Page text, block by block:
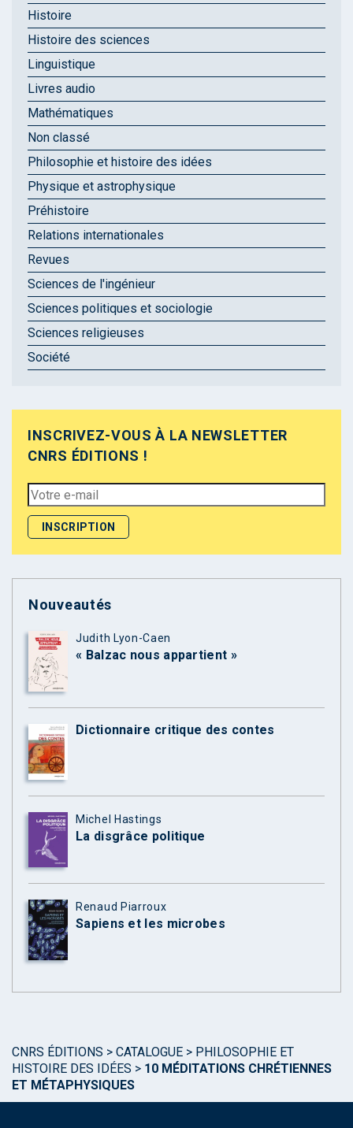
Histoire
Histoire des sciences
Linguistique
Livres audio
Mathématiques
Non classé
Philosophie et histoire des idées
Physique et astrophysique
Préhistoire
Relations internationales
Revues
Sciences de l'ingénieur
Sciences politiques et sociologie
Sciences religieuses
Société
INSCRIVEZ-VOUS À LA NEWSLETTER
CNRS ÉDITIONS !
Nouveautés
Judith Lyon-Caen
« Balzac nous appartient »
Dictionnaire critique des contes
Michel Hastings
La disgrâce politique
Renaud Piarroux
Sapiens et les microbes
CNRS ÉDITIONS > CATALOGUE > PHILOSOPHIE ET
HISTOIRE DES IDÉES > 10 MÉDITATIONS CHRÉTIENNES
ET MÉTAPHYSIQUES